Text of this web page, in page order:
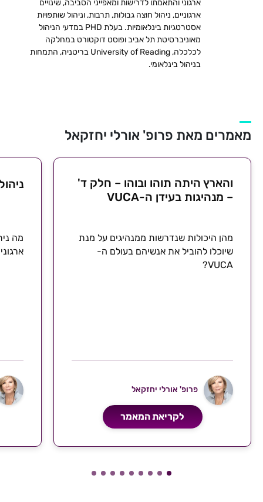
ארגוני והתאמתו לדרישות ומאפייני הסביבה, שינויים
ארגוניים, ניהול חוצה גבולות, תרבות, וניהול שותפויות
אסטרטגיות בינלאומיות. בעלת PHD במדעי הניהול
מאוניברסיטת תל אביב ופוסט דוקטורט במחלקה
לכלכלה, University of Reading בריטניה, התמחות
בניהול בינלאומי.
מאמרים מאת פרופ' אורלי יחזקאל
והארץ היתה תוהו ובוהו – חלק ד'
– מנהיגות בעידן ה-VUCA
מהן היכולות שנדרשות ממנהיגים על מנת
שיוכלו להוביל את אנשיהם בעולם ה-
VUCA?
פרופ' אורלי יחזקאל
לקריאת המאמר
מה